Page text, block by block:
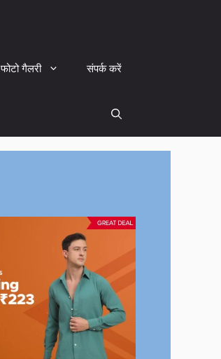
फोटो गैलरी संपर्क करें